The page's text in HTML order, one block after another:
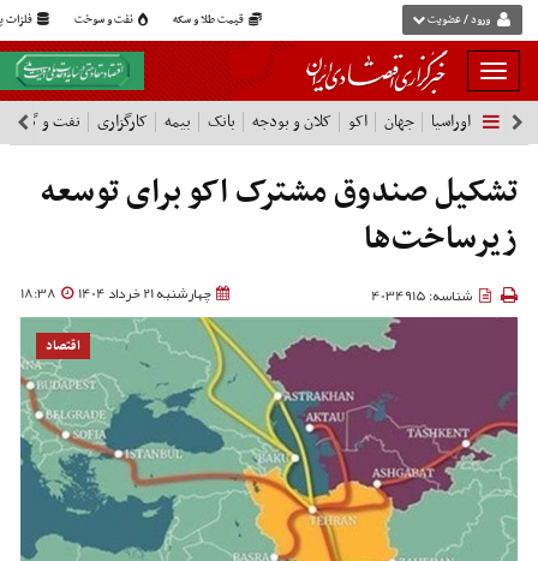
قیمت طلا و سکه نفت و سوخت فلزات ورود / عضویت
بار
و
بسته
نمودن
فهرست
اوراسیا جهان اکو کلان و بودجه بانک بیمه کارگزاری نفت و گاز
تشکیل صندوق مشترک اکو برای توسعه
زیرساخت‌ها
چهارشنبه 21 خرداد 1404 18:38 شناسه: 4034915
اقتصاد